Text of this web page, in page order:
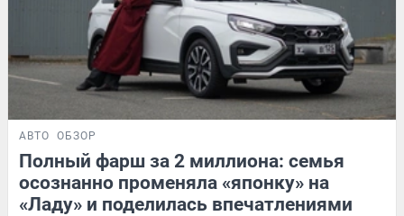
АВТО ОБЗОР
Полный фарш за 2 миллиона: семья
осознанно променяла «японку» на
«Ладу» и поделилась впечатлениями